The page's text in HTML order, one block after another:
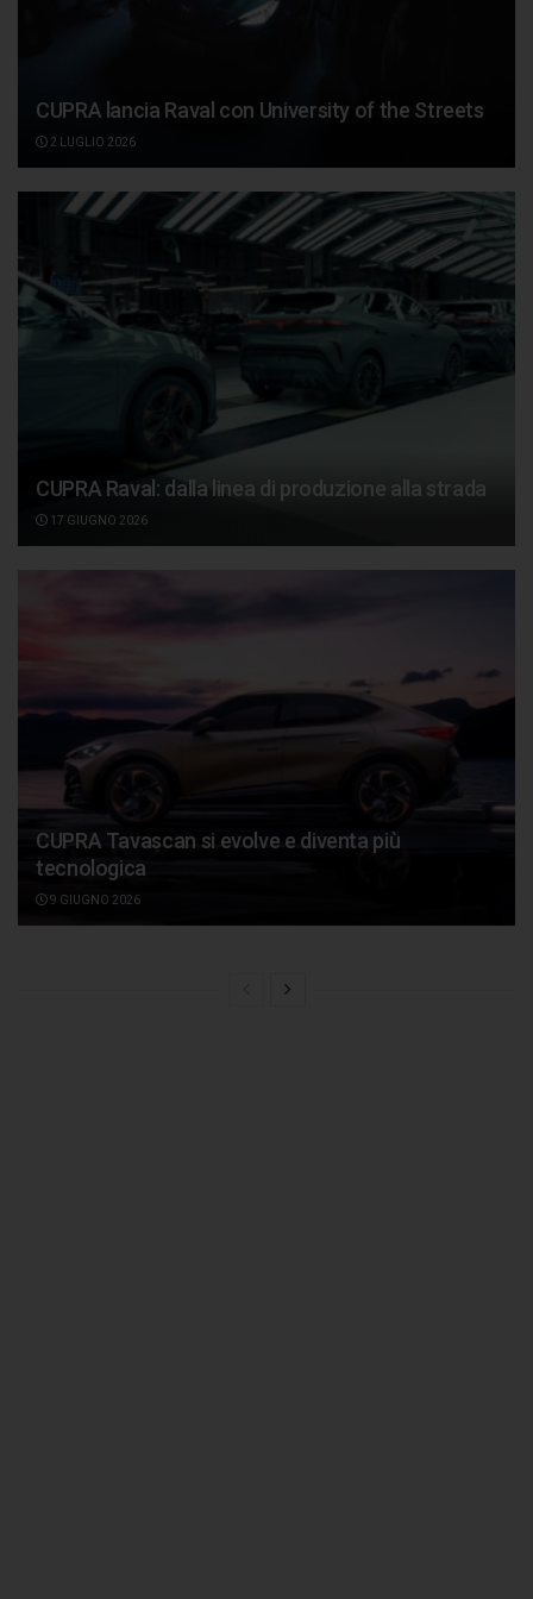
CUPRA lancia Raval con University of the Streets
2 LUGLIO 2026
CUPRA Raval: dalla linea di produzione alla strada
17 GIUGNO 2026
CUPRA Tavascan si evolve e diventa più
tecnologica
9 GIUGNO 2026